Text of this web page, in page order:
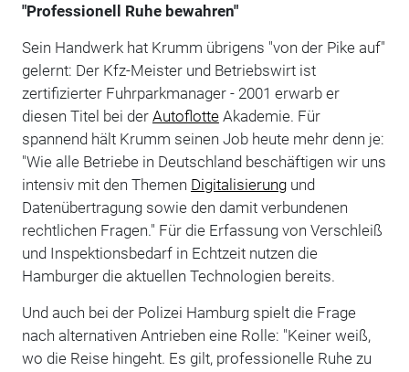
"Professionell Ruhe bewahren"
Sein Handwerk hat Krumm übrigens "von der Pike auf"
gelernt: Der Kfz-Meister und Betriebswirt ist
zertifizierter Fuhrparkmanager - 2001 erwarb er
diesen Titel bei der AutoflotteAkademie. Für
spannend hält Krumm seinen Job heute mehr denn je:
"Wie alle Betriebe in Deutschland beschäftigen wir uns
intensiv mit den Themen Digitalisierungund
Datenübertragung sowie den damit verbundenen
rechtlichen Fragen." Für die Erfassung von Verschleiß
und Inspektionsbedarf in Echtzeit nutzen die
Hamburger die aktuellen Technologien bereits.
Und auch bei der Polizei Hamburg spielt die Frage
nach alternativen Antrieben eine Rolle: "Keiner weiß,
wo die Reise hingeht. Es gilt, professionelle Ruhe zu